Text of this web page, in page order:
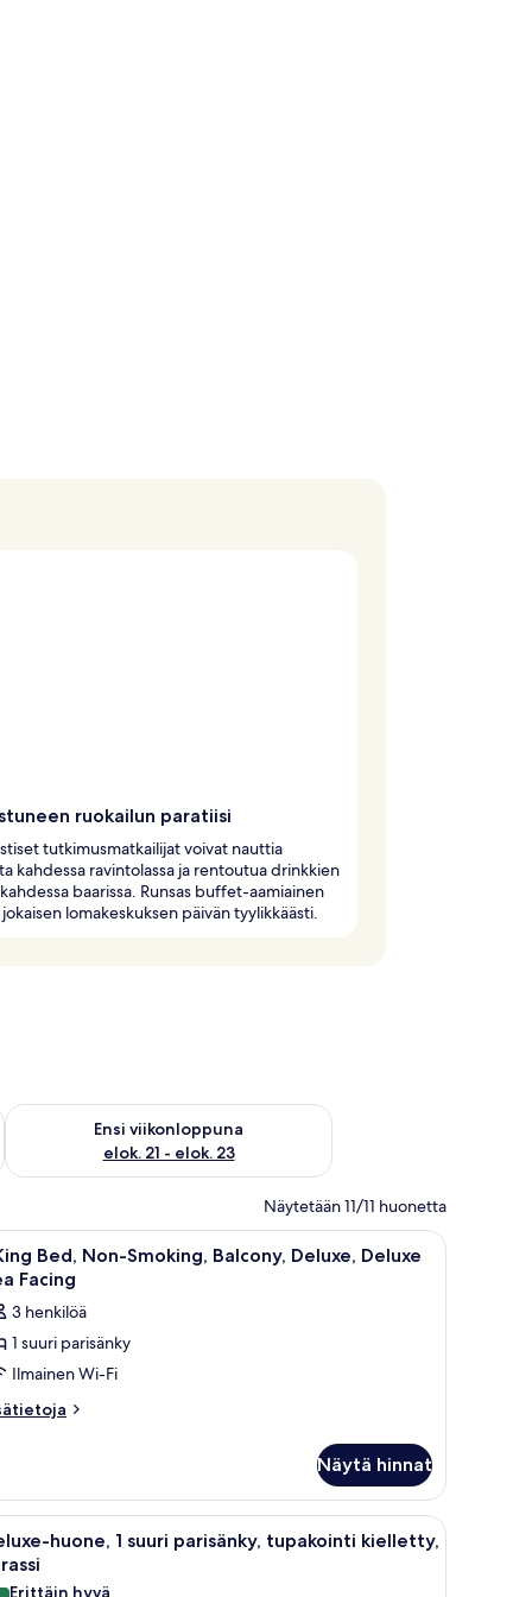
ruokailun paratiisi
tutkimusmatkailijat voivat nauttia
kahdessa ravintolassa ja rentoutua drinkkien
baarissa. Runsas buffet-aamiainen
lomakeskuksen päivän tyylikkäästi.
14 - elok. 16
Ensi viikonloppuna
elok. 21 - elok. 23
Tarkista ensi viikonlopun saatavuus elok. 21 - elok. 23
Näytetään 11/11 huonetta
tuoli ja näkymä ulos. Tallelokero huoneessa, työpöytä,
8
Bed, Non-Smoking, Balcony, Deluxe, Deluxe
Facing
3 henkilöä
1 suuri parisänky
Ilmainen Wi-Fi
Näytä hinnat
televisio ja parveke, jolta on näkymä palmuille.
Hotellihuone, jossa on sänky, työpöytä ja
8
huone, 1 suuri parisänky, tupakointi kielletty,
Erittäin hyvä